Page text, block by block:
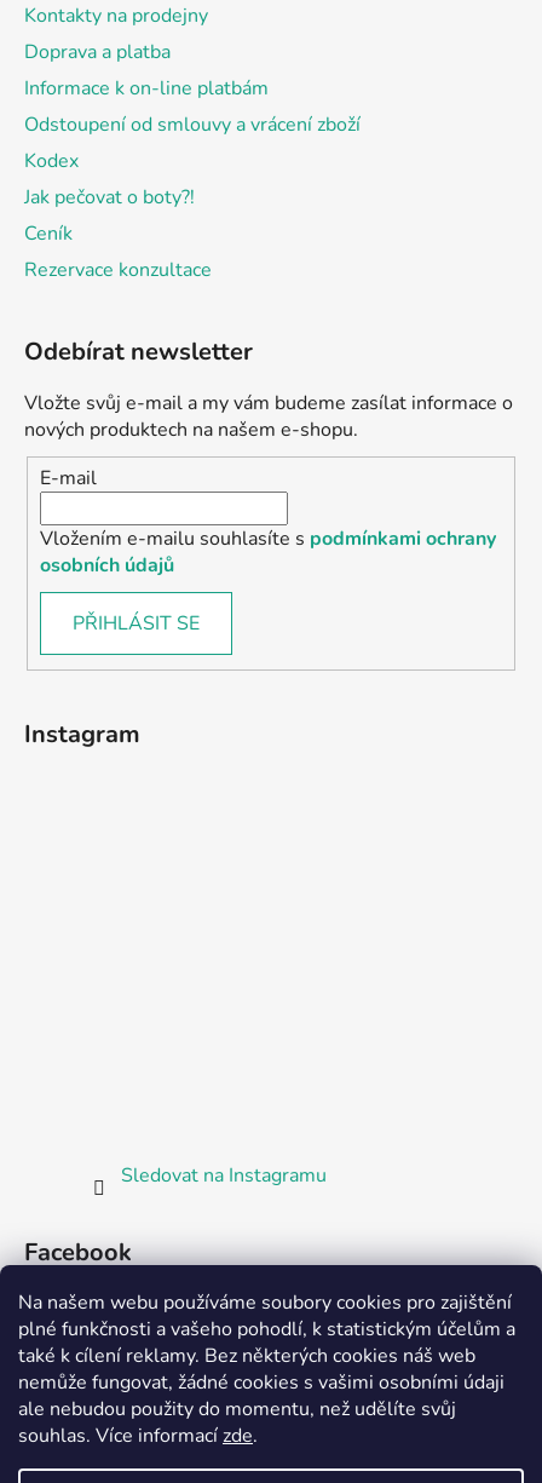
Na našem webu používáme soubory cookies pro zajištění
plné funkčnosti a vašeho pohodlí, k statistickým účelům a
také k cílení reklamy. Bez některých cookies náš web
nemůže fungovat, žádné cookies s vašimi osobními údaji
ale nebudou použity do momentu, než udělíte svůj
souhlas. Více informacízde.
Kontakty na prodejny
Doprava a platba
Informace k on-line platbám
Odstoupení od smlouvy a vrácení zboží
Kodex
Jak pečovat o boty?!
Ceník
Rezervace konzultace
Odebírat newsletter
Vložte svůj e-mail a my vám budeme zasílat informace o
nových produktech na našem e-shopu.
E-mail
Vložením e-mailu souhlasíte s podmínkami ochrany
osobních údajů
PŘIHLÁSIT SE
Instagram
Sledovat na Instagramu
Facebook
Partnerská prodejna Barefoot Plzeň